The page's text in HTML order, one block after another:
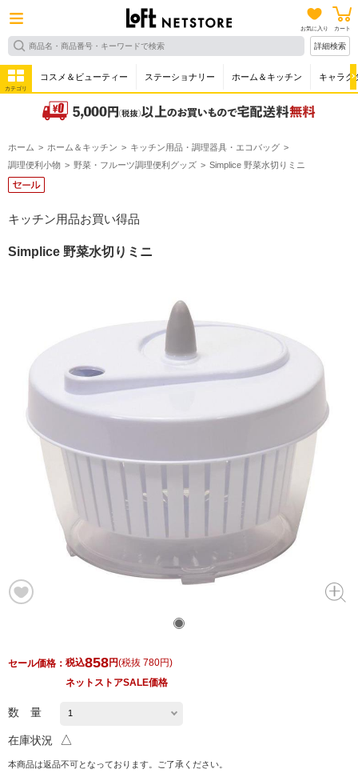
お気に入り カート
詳細検索
カテゴリ
コスメ＆ビューティー ステーショナリー ホーム＆キッチン キャラク
ホーム ホーム＆キッチン
キッチン用品・調理器具・エコバッグ
調理便利小物
野菜・フルーツ調理便利グッズ Simplice 野菜水切りミニ
キッチン用品お買い得品
Simplice 野菜水切りミニ
セール価格： 税込858円(税抜 780円)
ネットストアSALE価格
数 量
在庫状況 △
本商品は返品不可となっております。ご了承ください。